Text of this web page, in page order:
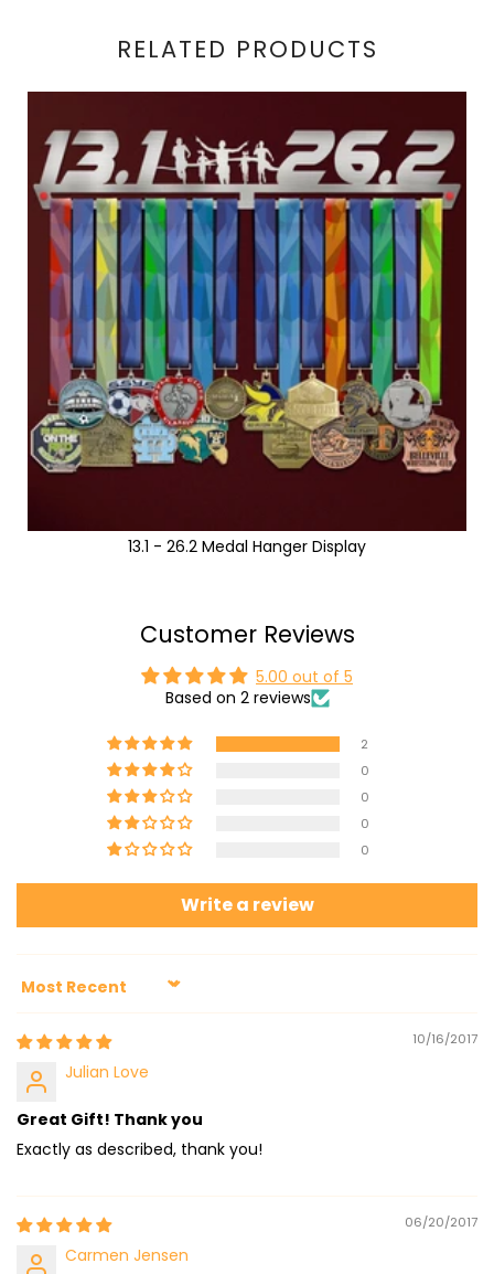
RELATED PRODUCTS
13.1 - 26.2 Medal Hanger Display
Customer Reviews
5.00 out of 5
Based on 2 reviews
2
0
0
0
0
Write a review
Sort by
10/16/2017
Julian Love
Great Gift! Thank you
Exactly as described, thank you!
06/20/2017
Carmen Jensen